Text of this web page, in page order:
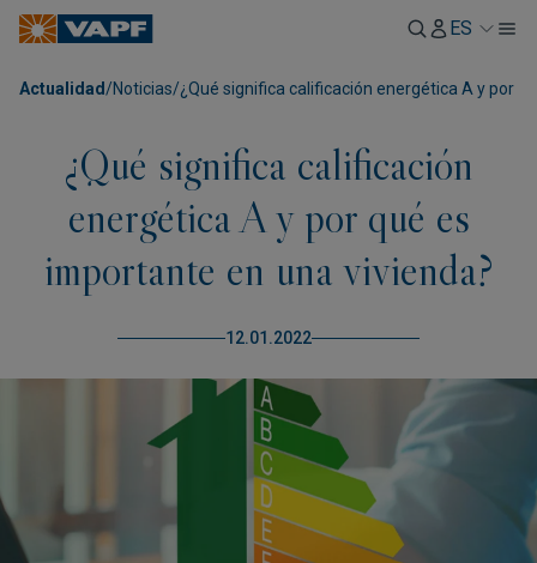
ES
Actualidad /Noticias/¿Qué significa calificación energética A y por
¿Qué significa calificación
energética A y por qué es
importante en una vivienda?
12.01.2022